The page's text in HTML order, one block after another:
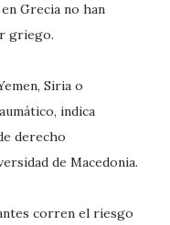
Grecia no han
griego.
Siria o
indica
derecho
de Macedonia.
corren el riesgo